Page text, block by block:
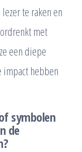
te raken en
met
een diepe
hebben
symbolen
de